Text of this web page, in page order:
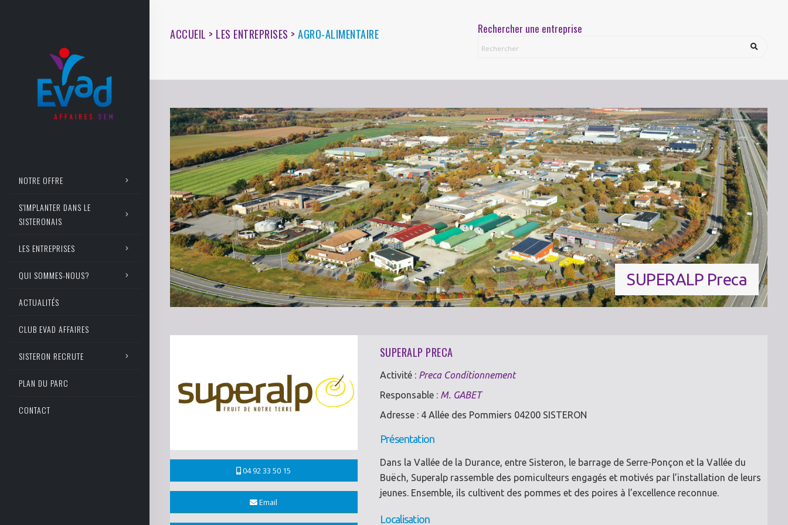
NOTRE OFFRE
S'IMPLANTER DANS LE
SISTERONAIS
LES ENTREPRISES
QUI SOMMES-NOUS?
ACTUALITÉS
CLUB EVAD AFFAIRES
SISTERON RECRUTE
PLAN DU PARC
CONTACT
ACCUEIL > LES ENTREPRISES > AGRO-ALIMENTAIRE Rechercher une entreprise
SUPERALP Preca
04 92 33 50 15
Email
SUPERALP PRECA
Activité : Preca Conditionnement
Responsable : M. GABET
Adresse : 4 Allée des Pommiers 04200 SISTERON
Présentation
Dans la Vallée de la Durance, entre Sisteron, le barrage de Serre-Ponçon et la Vallée du
Buëch, Superalp rassemble des pomiculteurs engagés et motivés par l’installation de leurs
jeunes. Ensemble, ils cultivent des pommes et des poires à l’excellence reconnue.
Localisation